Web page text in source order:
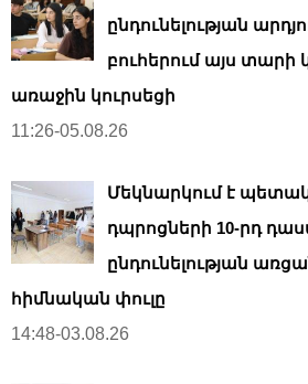
ընդունելության
բուհերում այս տարի
առաջին կուրսեցի
11:26-05.08.26
Մեկնարկում է
դպրոցների 10-րդ
ընդունելության
հիմնական փուլը
14:48-03.08.26